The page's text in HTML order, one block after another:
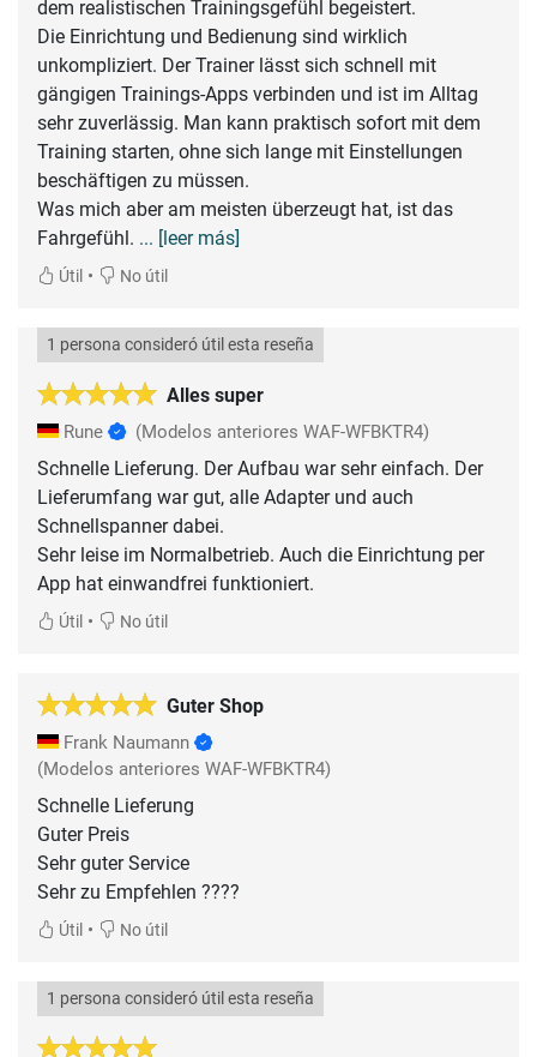
dem realistischen Trainingsgefühl begeistert.
Die Einrichtung und Bedienung sind wirklich
unkompliziert. Der Trainer lässt sich schnell mit
gängigen Trainings-Apps verbinden und ist im Alltag
sehr zuverlässig. Man kann praktisch sofort mit dem
Training starten, ohne sich lange mit Einstellungen
beschäftigen zu müssen.
Was mich aber am meisten überzeugt hat, ist das
Fahrgefühl. ... [leer más]
Útil • No útil
Alles super
1 persona consideró útil esta reseña
Rune (Modelos anteriores WAF-WFBKTR4)
Schnelle Lieferung. Der Aufbau war sehr einfach. Der
Lieferumfang war gut, alle Adapter und auch
Schnellspanner dabei.
Sehr leise im Normalbetrieb. Auch die Einrichtung per
App hat einwandfrei funktioniert.
Útil • No útil
Guter Shop
Frank Naumann
(Modelos anteriores WAF-WFBKTR4)
Schnelle Lieferung
Guter Preis
Sehr guter Service
Sehr zu Empfehlen ????
Útil • No útil
1 persona consideró útil esta reseña